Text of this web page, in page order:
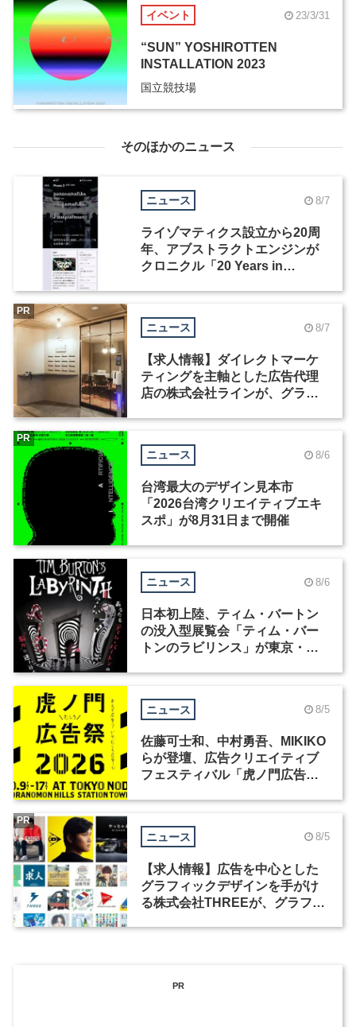
イベント 23/3/31
“SUN” YOSHIROTTEN
INSTALLATION 2023
国立競技場
そのほかのニュース
ニュース 8/7
ライゾマティクス設立から20周
年、アブストラクトエンジンが
クロニクル「20 Years in
ニュース 8/7
【求人情報】ダイレクトマーケ
ティングを主軸とした広告代理
店の株式会社ラインが、グラフ
PR
ニュース 8/6
台湾最大のデザイン見本市
「2026台湾クリエイティブエキ
スポ」が8月31日まで開催
PR
ニュース 8/6
日本初上陸、ティム・バートン
の没入型展覧会「ティム・バー
トンのラビリンス」が東京・豊
ニュース 8/5
佐藤可士和、中村勇吾、MIKIKO
らが登壇、広告クリエイティブ
フェスティバル「虎ノ門広告
ニュース 8/5
【求人情報】広告を中心とした
グラフィックデザインを手がけ
る株式会社THREEが、グラフィ
PR
PR